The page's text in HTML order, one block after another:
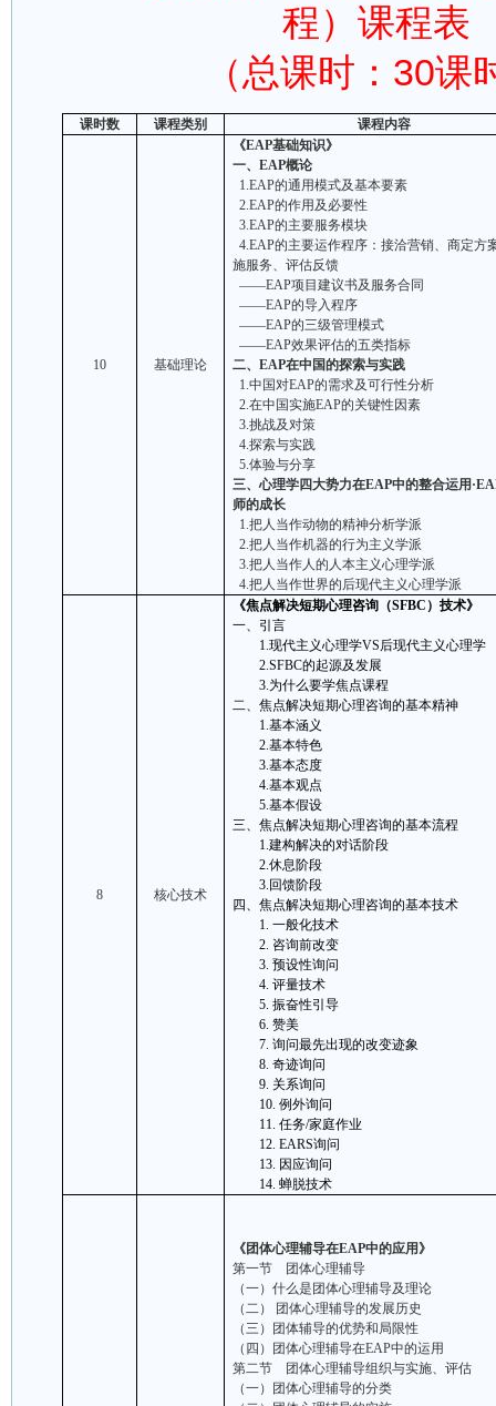
程）课程表
（总课时：30课
课时数 课程类别 课程内容
10 基础理论
《EAP基础知识》
一、EAP概论
1.EAP的通用模式及基本要素
2.EAP的作用及必要性
3.EAP的主要服务模块
4.EAP的主要运作程序：接洽营销、商定方
施服务、评估反馈
——EAP项目建议书及服务合同
——EAP的导入程序
——EAP的三级管理模式
——EAP效果评估的五类指标
二、EAP在中国的探索与实践
1.中国对EAP的需求及可行性分析
2.在中国实施EAP的关键性因素
3.挑战及对策
4.探索与实践
5.体验与分享
三、心理学四大势力在EAP中的整合运用·
师的成长
1.把人当作动物的精神分析学派
2.把人当作机器的行为主义学派
3.把人当作人的人本主义心理学派
4.把人当作世界的后现代主义心理学派
8 核心技术
《焦点解决短期心理咨询（SFBC ）技术》
一、引言
1.现代主义心理学VS后现代主义心理学
2.SFBC的起源及发展
3.为什么要学焦点课程
二、焦点解决短期心理咨询的基本精神
1.基本涵义
2.基本特色
3.基本态度
4.基本观点
5.基本假设
三、焦点解决短期心理咨询的基本流程
1.建构解决的对话阶段
2.休息阶段
3. 回馈阶段
四、焦点解决短期心理咨询的基本技术
1.一般化技术
2. 咨询前改变
3.预设性询问
4.评量技术
5.振奋性引导
6.赞美
7.询问最先出现的改变迹象
8.奇迹询问
9. 关系询问
10.例外询问
11.任务/家庭作业
12.EARS询问
13. 因应询问
14.蝉脱技术
《团体心理辅导在EAP中的应用》
第一节 团体心理辅导
（一）什么是团体心理辅导及理论
（二） 团体心理辅导的发展历史
（三）团体辅导的优势和局限性
（四）团体心理辅导在EAP中的运用
第二节 团体心理辅导组织与实施、评估
（一）团体心理辅导的分类